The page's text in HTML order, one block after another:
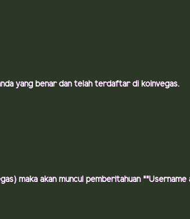
yang benar dan telah terdaftar di koinvegas.
maka akan muncul pemberitahuan ""Username